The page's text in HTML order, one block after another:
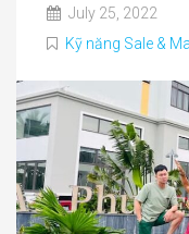
July 25, 2022
Kỹ năng Sale &